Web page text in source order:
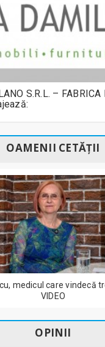
S.R.L. –
OAMENII CETĂȚII
medicul care vindecă
VIDEO
OPINII